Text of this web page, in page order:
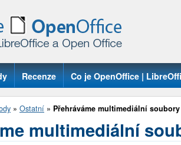
Recenze Co je OpenOffice |
» Ostatní » Přehráváme multimediální soubory
multimediální